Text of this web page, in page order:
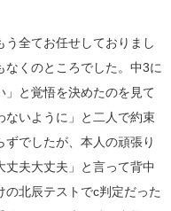
全てお任せしておりまし
なくのところでした。中3に
」と覚悟を決めたのを見て
ないように」と二人で約束
ずでしたが、本人の頑張り
夫大丈夫」と言って背中
の北辰テストでc判定だった